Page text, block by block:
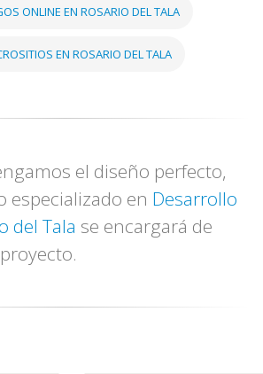
ONLINE EN ROSARIO DEL TALA
EN ROSARIO DEL TALA
el diseño perfecto,
especializado en Desarrollo
del Tala se encargará de